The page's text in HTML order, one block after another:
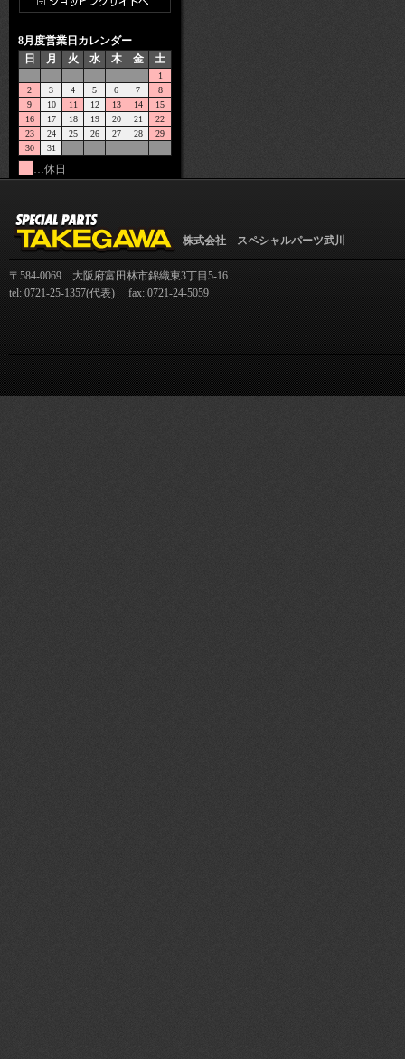
8月度営業日カレンダー
日
月 火 水 木 金 土
1
2
3 4 5 6 7
8
9
10 11 12 13 14
15
16
17 18 19 20 21
22
23
24 25 26 27 28
29
30
31
…休日
株式会社 スペシャルパーツ武川
〒584-0069 大阪府富田林市錦織東3丁目5-16
tel: 0721-25-1357(代表) fax: 0721-24-5059